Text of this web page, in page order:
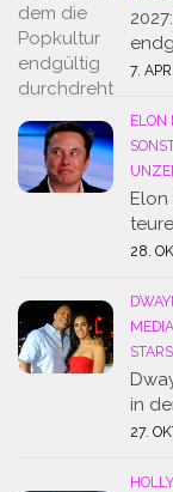
7.
ELON
28.
MEDIA
STARS
in
27.